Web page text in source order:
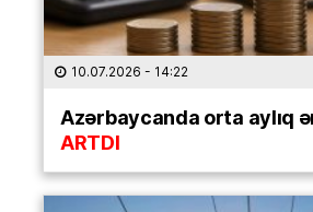
10.07.2026 - 14:22
Azərbaycanda orta aylıq
ARTDI